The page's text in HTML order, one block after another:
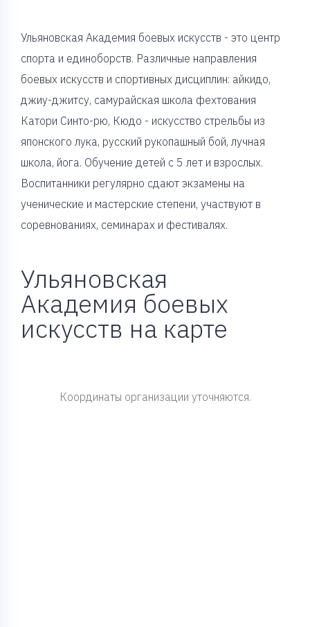
Ульяновская Академия боевых искусств - это центр
спорта и единоборств. Различные направления
боевых искусств и спортивных дисциплин: айкидо,
джиу-джитсу, самурайская школа фехтования
Катори Синто-рю, Кюдо - искусство стрельбы из
японского лука, русский рукопашный бой, лучная
школа, йога. Обучение детей с 5 лет и взрослых.
Воспитанники регулярно сдают экзамены на
ученические и мастерские степени, участвуют в
соревнованиях, семинарах и фестивалях.
Ульяновская
Академия боевых
искусств на карте
Координаты организации уточняются.